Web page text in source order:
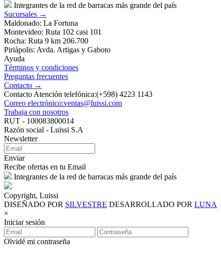
Integrantes de la red de barracas más grande del país
Sucursales →
Maldonado: La Fortuna
Montevideo: Ruta 102 casi 101
Rocha: Ruta 9 km 206.700
Piriápolis: Avda. Artigas y Gaboto
Ayuda
Términos y condiciones
Preguntas frecuentes
Contacto →
Contacto Atención telefónica:(+598) 4223 1143
Correo electrónico:ventas@luissi.com
Trabaja con nosotros
RUT - 100083800014
Razón social - Luissi S.A
Newsletter
Enviar
Recibe ofertas en tu Email
Integrantes de la red de barracas más grande del país
Copyright, Luissi
DISEÑADO POR SILVESTRE DESARROLLADO POR LUNA
×
Iniciar sesión
Olvidé mi contraseña